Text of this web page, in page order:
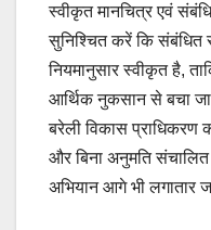
स्वीकृत मानचित्र एवं
सुनिश्चित करें कि संबंधित
नियमानुसार स्वीकृत है,
आर्थिक नुकसान से बचा
बरेली विकास प्राधिकरण
और बिना अनुमति संचालित
अभियान आगे भी लगातार